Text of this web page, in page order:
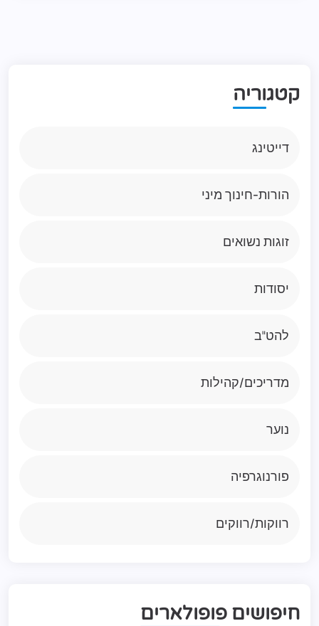
קטגוריה
דייטינג
הורות-חינוך מיני
זוגות נשואים
יסודות
להט"ב
מדריכים/קהילות
נוער
פורנוגרפיה
רווקות/רווקים
חיפושים פופולארים